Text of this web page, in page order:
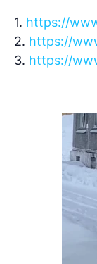
1. https://
2. https://
3. https://